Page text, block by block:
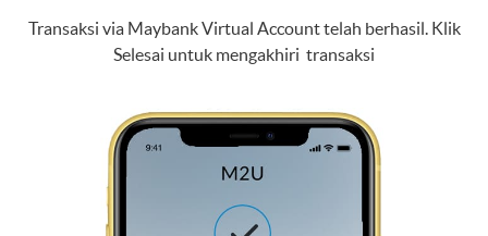
Transaksi via Maybank Virtual Account telah berhasil. Klik
Selesai untuk mengakhiri transaksi